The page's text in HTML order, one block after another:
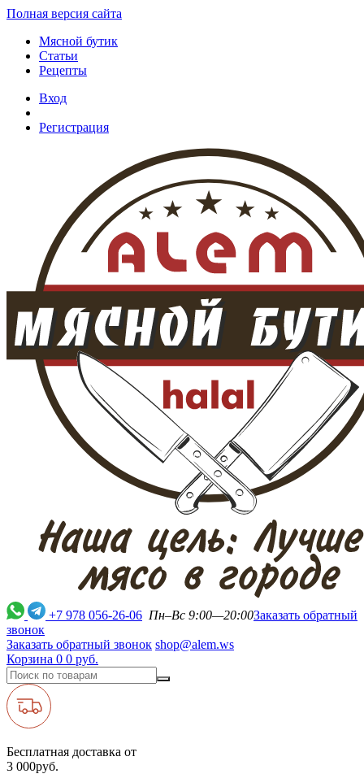
Полная версия сайта
Мясной бутик
Статьи
Рецепты
Вход
Регистрация
+7 978 056-26-06 Пн–Вс 9:00—20:00Заказать обратный
звонок
Заказать обратный звонок shop@alem.ws
Корзина 0 0 руб.
Бесплатная доставка от
3 000руб.